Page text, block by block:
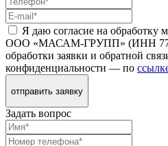
Я даю согласие на обработку
ООО «МАСАМ-ГРУПП» (ИНН
обработки заявки и обратной
конфиденциальности — по
отправить заявку
Задать вопрос